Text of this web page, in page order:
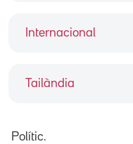
Internacional
Tailàndia
Polític.